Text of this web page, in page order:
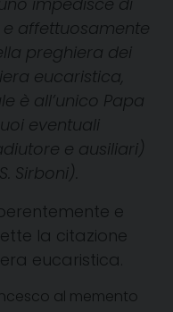
affettuosamente
preghiera dei
eucaristica,
è all’unico Papa
eventuali
e ausiliari)
Sirboni).
e
la citazione
eucaristica.
al memento